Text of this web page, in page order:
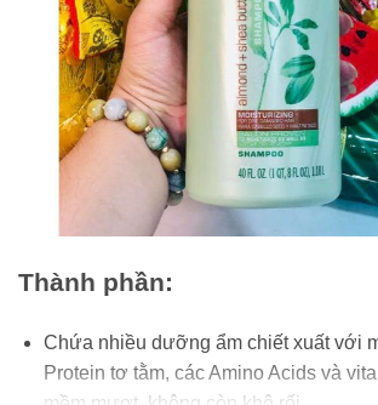
Thành phần:
Chứa nhiều dưỡng ẩm chiết xuất với
Protein tơ tằm, các Amino Acids và